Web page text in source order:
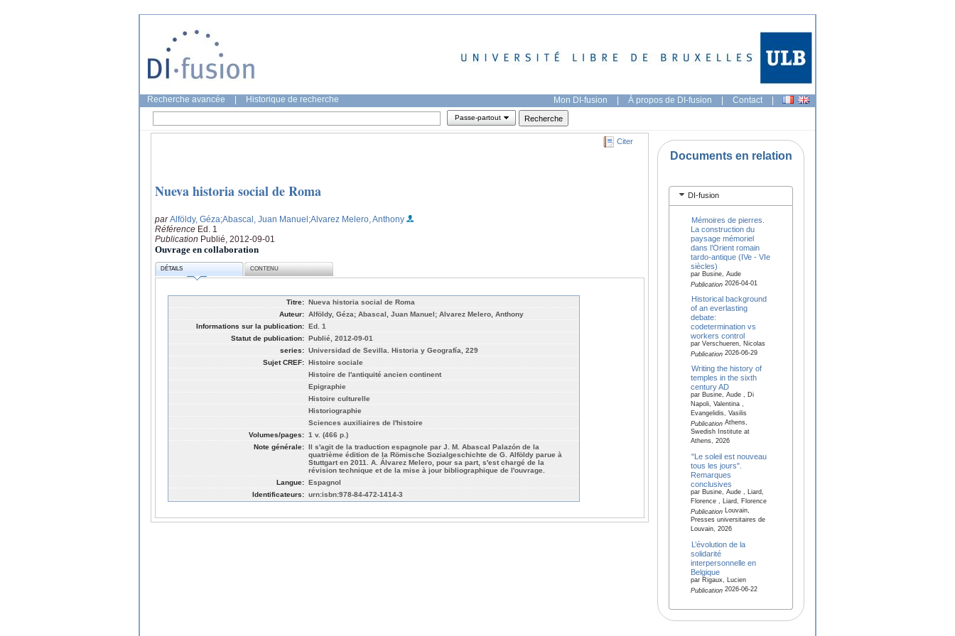
Recherche avancée Historique de recherche Mon DI-fusion | À propos de DI-fusion | Contact |
Passe-partout
Citer
Nueva historia social de Roma
parAlföldy, Géza;Abascal, Juan Manuel;Alvarez Melero, Anthony
Référence Ed. 1
Publication Publié, 2012-09-01
Ouvrage en collaboration
DÉTAILS CONTENU
Titre: Nueva historia social de Roma
Auteur: Alföldy, Géza; Abascal, Juan Manuel; Alvarez Melero, Anthony
Informations sur la publication: Ed. 1
Statut de publication: Publié, 2012-09-01
series: Universidad de Sevilla. Historia y Geografía, 229
Sujet CREF: Histoire sociale
Histoire de l'antiquité ancien continent
Epigraphie
Histoire culturelle
Historiographie
Sciences auxiliaires de l'histoire
Volumes/pages: 1 v. (466 p.)
Note générale: Il s'agit de la traduction espagnole par J. M. Abascal Palazón de la
quatrième édition de la Römische Sozialgeschichte de G. Alföldy parue à
Stuttgart en 2011. A. Álvarez Melero, pour sa part, s'est chargé de la
révision technique et de la mise à jour bibliographique de l'ouvrage.
Langue: Espagnol
Identificateurs: urn:isbn:978-84-472-1414-3
Documents en relation
DI-fusion
Mémoires de pierres.
La construction du
paysage mémoriel
dans l’Orient romain
tardo-antique (IVe - VIe
siècles)
par Busine, Aude
Publication2026-04-01
Historical background
of an everlasting
debate:
codetermination vs
workers control
par Verschueren, Nicolas
Publication2026-06-29
Writing the history of
temples in the sixth
century AD
par Busine, Aude , Di
Napoli, Valentina ,
Evangelidis, Vasilis
PublicationAthens,
Swedish Institute at
Athens, 2026
"Le soleil est nouveau
tous les jours".
Remarques
conclusives
par Busine, Aude , Liard,
Florence , Liard, Florence
PublicationLouvain,
Presses universitaires de
Louvain, 2026
L’évolution de la
solidarité
interpersonnelle en
Belgique
par Rigaux, Lucien
Publication2026-06-22